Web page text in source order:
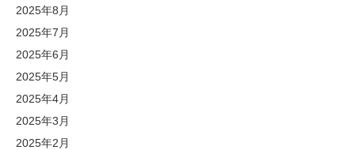
2025年8月
2025年7月
2025年6月
2025年5月
2025年4月
2025年3月
2025年2月